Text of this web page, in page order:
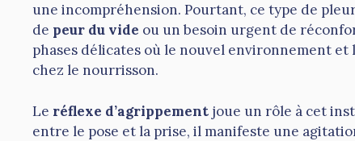
une incompréhension. Pourtant, ce type de
de peur du vide ou un besoin urgent de
phases délicates où le nouvel environnement
chez le nourrisson.
Le réflexe d’agrippement joue un rôle à cet
entre le pose et la prise, il manifeste une